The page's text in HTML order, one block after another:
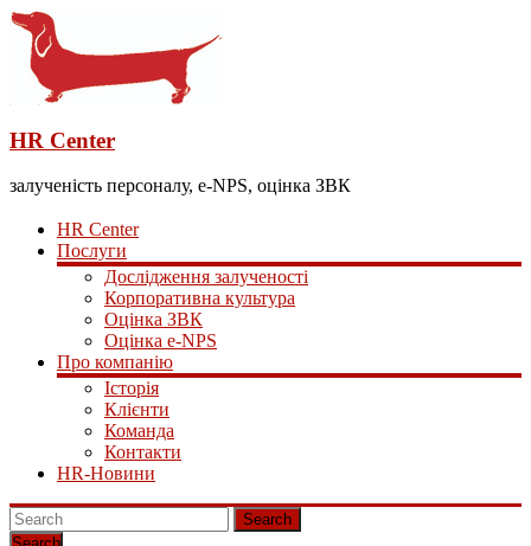
HR Center
залученість персоналу, e-NPS, оцінка ЗВК
HR Center
Послуги
Дослідження залученості
Корпоративна культура
Оцінка ЗВК
Оцінка e-NPS
Про компанію
Історія
Клієнти
Команда
Контакти
HR-Новини
Search